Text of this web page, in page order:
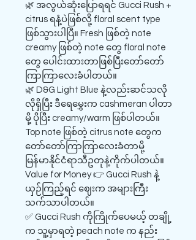
🌿 အလွယ်ဆုံးပြောရရင် Gucci Rush +
citrus ရနံ့ပဲဖြစ်လို့ floral scent type
ဖြစ်သွားပါပြီ။ Fresh ဖြစ်တဲ့ note
creamy ဖြစ်တဲ့ note တွေ floral note
တွေ ပေါင်းထားတာဖြစ်ပြီးတော်တော်
ကြာကြာလေးခံပါတယ်။
🌿 D&G Light Blue နဲ့လည်းဆင်သလို
လိုရှိပြီး ဒီရေမွှေးက cashmeran ပါတာ
မို့ ပိုပြီး creamy/warm ဖြစ်ပါတယ်။
Top note ဖြစ်တဲ့ citrus note တွေက
တော်တော်ကြာကြာလေးခံတာမို့
မြန်မာနိုင်ငံရာသီဥတုနဲ့ကိုက်ပါတယ်။
Value for Money 👉 Gucci Rush နဲ့
ယှဉ်ကြည့်ရင် ဈေးက အများကြီး
သက်သာပါတယ်။
✅ ​Gucci Rush ကိုကြိုက်ပေမယ့် တချို့
က သူ့မှာရတဲ့ peach note က နည်း